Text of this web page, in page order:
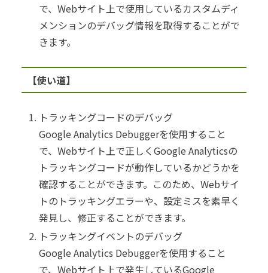
で、Webサイト上で使用しているカスタムディ
メンションのデバッグ情報を取得することがで
きます。
【使い道】
トラッキングコードのデバッグ
Google Analytics Debuggerを使用すること
で、Webサイト上で正しくGoogle Analyticsの
トラッキングコードが動作しているかどうかを
確認することができます。このため、Webサイ
トのトラッキングエラーや、設定ミスを素早く
発見し、修正することができます。
トラッキングイベントのデバッグ
Google Analytics Debuggerを使用すること
で、Webサイト上で発生しているGoogle